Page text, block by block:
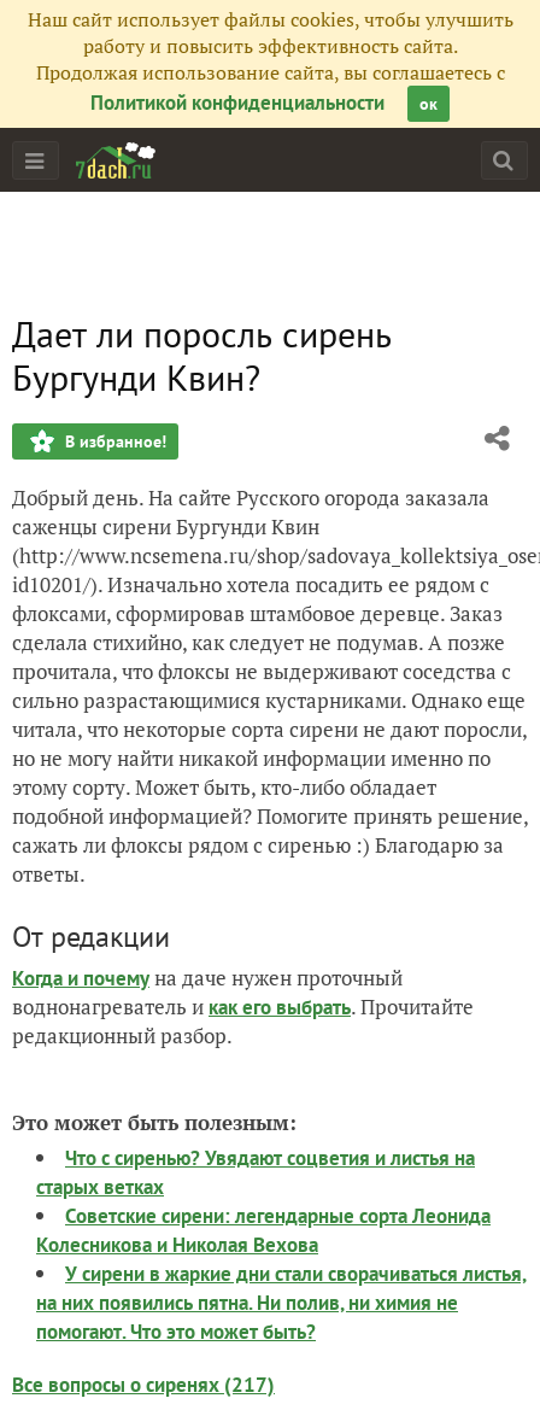
Наш сайт использует файлы cookies, чтобы улучшить
работу и повысить эффективность сайта.
Продолжая использование сайта, вы соглашаетесь с
Политикой конфиденциальности
ок
Дает ли поросль сирень
Бургунди Квин?
В избранное!
Добрый день. На сайте Русского огорода заказала
саженцы сирени Бургунди Квин
(http://www.ncsemena.ru/shop/
id10201/). Изначально хотела посадить ее рядом с
флоксами, сформировав штамбовое деревце. Заказ
сделала стихийно, как следует не подумав. А позже
прочитала, что флоксы не выдерживают соседства с
сильно разрастающимися кустарниками. Однако еще
читала, что некоторые сорта сирени не дают поросли,
но не могу найти никакой информации именно по
этому сорту. Может быть, кто-либо обладает
подобной информацией? Помогите принять решение,
сажать ли флоксы рядом с сиренью :) Благодарю за
ответы.
От редакции
Когда и почемуна даче нужен проточный
воднонагреватель и как его выбрать. Прочитайте
редакционный разбор.
Это может быть полезным:
Что с сиренью? Увядают соцветия и листья на
старых ветках
Советские сирени: легендарные сорта Леонида
Колесникова и Николая Вехова
У сирени в жаркие дни стали сворачиваться листья,
на них появились пятна. Ни полив, ни химия не
помогают. Что это может быть?
Все вопросы о сиренях (217)